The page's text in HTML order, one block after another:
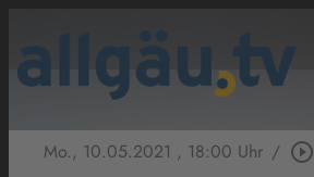
Mo., 10.05.2021 , 18:00 Uhr / play_circle_outline